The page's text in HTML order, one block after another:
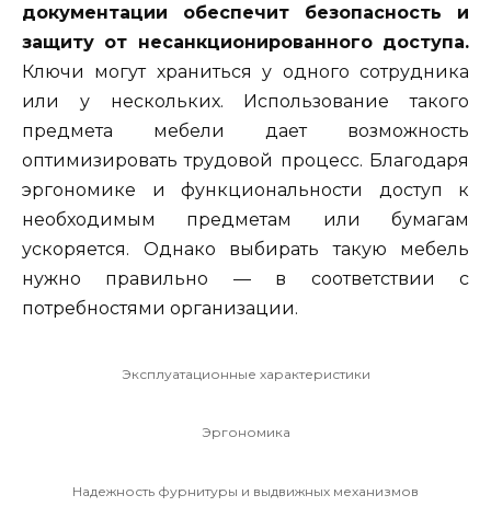
документации обеспечит безопасность и
защиту от несанкционированного доступа.
Ключи могут храниться у одного сотрудника
или у нескольких. Использование такого
предмета мебели дает возможность
оптимизировать трудовой процесс. Благодаря
эргономике и функциональности доступ к
необходимым предметам или бумагам
ускоряется. Однако выбирать такую мебель
нужно правильно — в соответствии с
потребностями организации.
Эксплуатационные характеристики
Эргономика
Надежность фурнитуры и выдвижных механизмов